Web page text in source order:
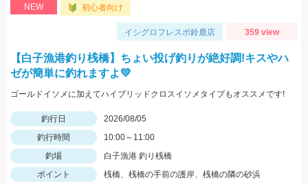
NEW 初心者向け
イシグロフレスポ鈴鹿店 359 view
【白子漁港釣り桟橋】ちょい投げ釣りが絶好調!キスやハ
ゼが簡単に釣れますよ💛
ゴールドイソメに加えてハイブリッドクロスイソメタイプもオススメです!
釣行日
2026/08/05
釣行時間
10:00～11:00
釣場
白子漁港 釣り桟橋
ポイント
桟橋、桟橋の手前の護岸、桟橋の隣の砂浜